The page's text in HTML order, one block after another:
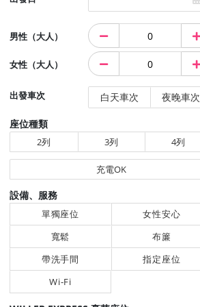
男性（大人）
女性（大人）
出發車次 白天車次 夜晚車次
座位種類
2列 3列 4列
充電OK
設備、服務
單獨座位
女性安心
寬鬆
布簾
帶洗手間
指定座位
Wi-Fi